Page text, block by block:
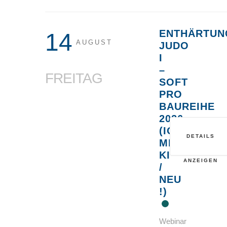
14 AUGUST
FREITAG
JUDO
I
–
SOFT
PRO
BAUREIHE
2026
MIT
KI
/
NEU
!)
Webinar
DETAILS
ANZEIGEN